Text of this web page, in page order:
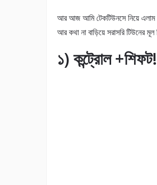
আর আজ আমি টেকটিউনসে নিয়ে এলাম
আর কথা না বাড়িয়ে সরাসরি টিউনের
১) কন্ট্রোল +শিফট!